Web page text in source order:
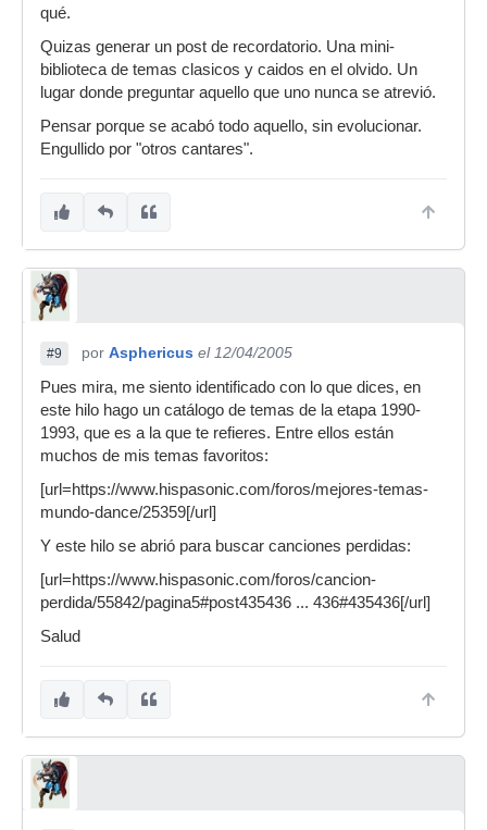
qué.
Quizas generar un post de recordatorio. Una mini-
biblioteca de temas clasicos y caidos en el olvido. Un
lugar donde preguntar aquello que uno nunca se atrevió.
Pensar porque se acabó todo aquello, sin evolucionar.
Engullido por "otros cantares".
#9 por Asphericus el 12/04/2005
Pues mira, me siento identificado con lo que dices, en
este hilo hago un catálogo de temas de la etapa 1990-
1993, que es a la que te refieres. Entre ellos están
muchos de mis temas favoritos:
[url=https://www.hispasonic.com/foros/mejores-temas-
mundo-dance/25359[/url]
Y este hilo se abrió para buscar canciones perdidas:
[url=https://www.hispasonic.com/foros/cancion-
perdida/55842/pagina5#post435436 ... 436#435436[/url]
Salud